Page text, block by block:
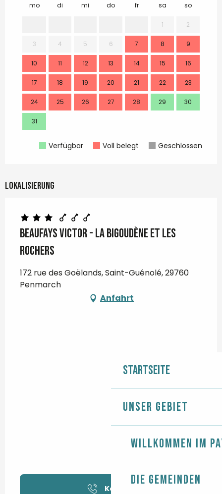
Startseite
Unser Gebiet
Willkommen im
Die Gemeinden
mo di mi do fr sa so
1 2
3 4 5 6 7 8 9
10 11 12 13 14 15 16
17 18 19 20 21 22 23
24 25 26 27 28 29 30
31
Verfügbar Voll belegt Geschlossen
Lokalisierung
BEAUFAYS Victor - La Bigoudène et les
rochers
172 rue des Goëlands, Saint-Guénolé, 29760
Penmarch
Anfahrt
Kontakt